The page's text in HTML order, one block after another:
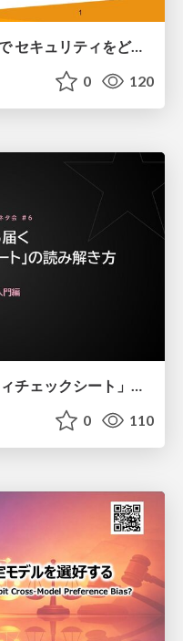
ボトムアップ文化が強い組織で セキュリティをどう根付かせていくかの現在進行形の話 / Making Security Stick in a Bottom-Up Organization
0 120
取引先から届く 「セキュリティチェックシート」の読み解き方
0 110